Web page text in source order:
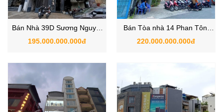
Bán Nhà 39D Sương Nguyệt
Ánh, Phường Bến Thành,
195.000.000.000đ
Bán Tòa nhà 14 Phan Tôn,
Phường Đa Kao, Quận 1, Hồ
220.000.000.000đ